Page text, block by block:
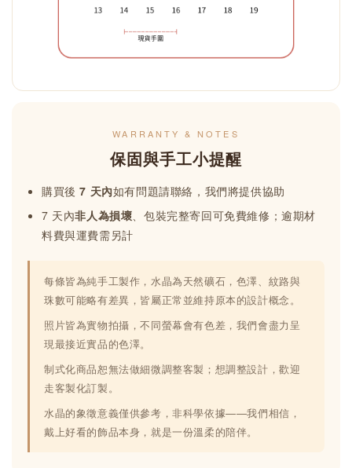
WARRANTY & NOTES
保固與手工小提醒
購買後7 天內如有問題請聯絡，我們將提供協助
7 天內非人為損壞 、包裝完整寄回可免費維修；逾期材
料費與運費需另計
每條皆為純手工製作，水晶為天然礦石，色澤、紋路與
珠數可能略有差異，皆屬正常並維持原本的設計概念。
照片皆為實物拍攝，不同螢幕會有色差，我們會盡力呈
現最接近實品的色澤。
制式化商品恕無法做細微調整客製；想調整設計，歡迎
走客製化訂製。
水晶的象徵意義僅供參考，非科學依據——我們相信，
戴上好看的飾品本身，就是一份溫柔的陪伴。